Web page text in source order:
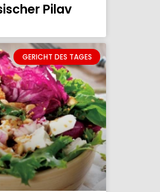
Pilav
GERICHT DES TAGES